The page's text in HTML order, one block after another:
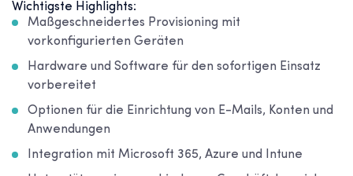
Wichtigste Highlights:
Maßgeschneidertes Provisioning mit
vorkonfigurierten Geräten
Hardware und Software für den sofortigen Einsatz
vorbereitet
Optionen für die Einrichtung von E-Mails, Konten und
Anwendungen
Integration mit Microsoft 365, Azure und Intune